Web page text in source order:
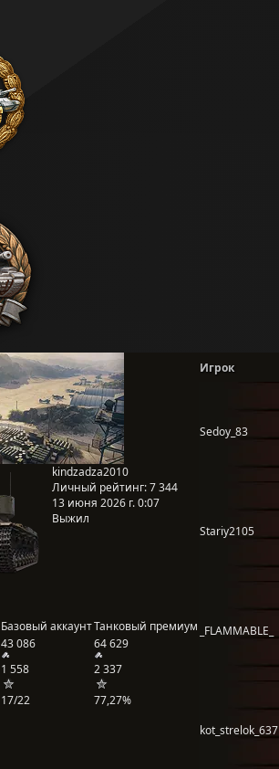
kindzadza2010
Личный рейтинг:7 344
13 июня 2026 г. 0:07
Выжил
Базовый аккаунтТанковый премиум
43 086 64 629
1 558
2 337
17/22 77,27%
Игрок
Sedoy_83
Stariy2105
_FLAMMABLE_
kot_strelok_637